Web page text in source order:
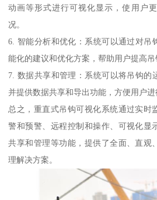
动画等形式进行可视化显示，使用户
况。
6. 智能分析和优化：系统可以通过对吊
能化的建议和优化方案，帮助用户提高吊
7. 数据共享和管理：系统可以将吊钩的
并提供数据共享和导出功能，方便用户进
总之，重直式吊钩可视化系统通过实时
警和预警、远程控制和操作、可视化显
共享和管理等功能，提供了全面、直观
理解决方案。